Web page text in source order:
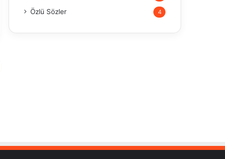
Özlü Sözler 4